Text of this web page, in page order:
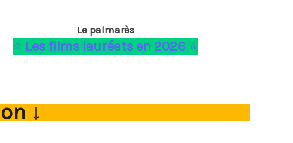
Le palmarès
⭐️ Les films lauréats en 2026 ⭐️
↓